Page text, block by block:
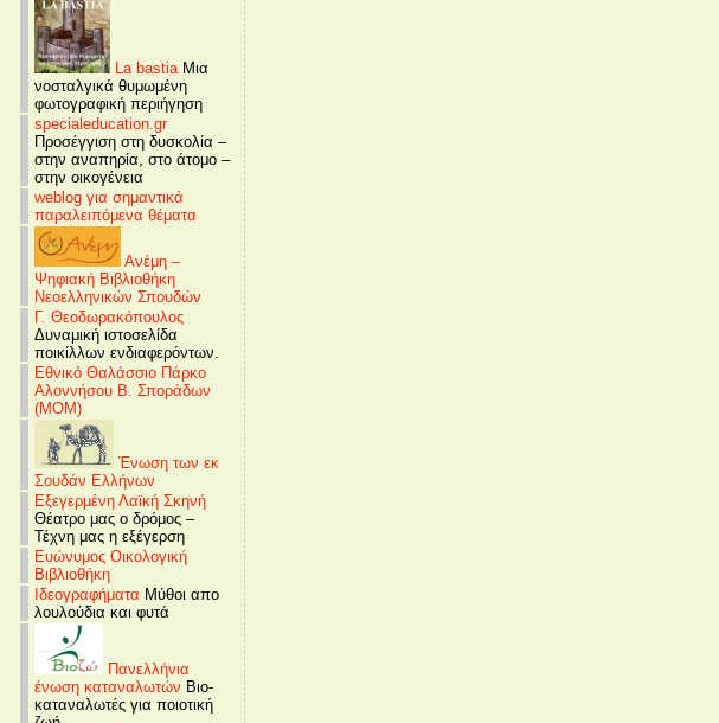
La bastiaΜια
νοσταλγικά θυμωμένη
φωτογραφική περιήγηση
specialeducation.gr
Προσέγγιση στη δυσκολία –
στην αναπηρία, στο άτομο –
στην οικογένεια
weblog για σημαντικά
παραλειπόμενα θέματα
Ανέμη –
Ψηφιακή Βιβλιοθήκη
Νεοελληνικών Σπουδών
Γ. Θεοδωρακόπουλος
Δυναμική ιστοσελίδα
ποικίλλων ενδιαφερόντων.
Εθνικό Θαλάσσιο Πάρκο
Αλοννήσου Β. Σποράδων
(MOM)
Ένωση των εκ
Σουδάν Ελλήνων
Εξεγερμένη Λαϊκή Σκηνή
Θέατρο μας ο δρόμος –
Τέχνη μας η εξέγερση
Ευώνυμος Οικολογική
Βιβλιοθήκη
Ιδεογραφήματα Μύθοι απο
λουλούδια και φυτά
Πανελλήνια
ένωση καταναλωτών Βιο-
καταναλωτές για ποιοτική